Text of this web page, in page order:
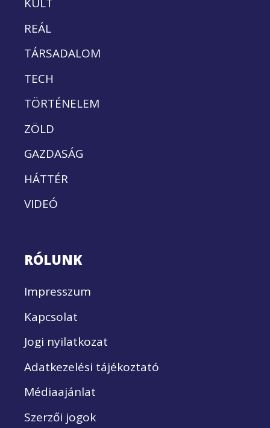
KULT
REÁL
TÁRSADALOM
TECH
TÖRTÉNELEM
ZÖLD
GAZDASÁG
HÁTTÉR
VIDEÓ
RÓLUNK
Impresszum
Kapcsolat
Jogi nyilatkozat
Adatkezelési tájékoztató
Médiaajánlat
Szerzői jogok